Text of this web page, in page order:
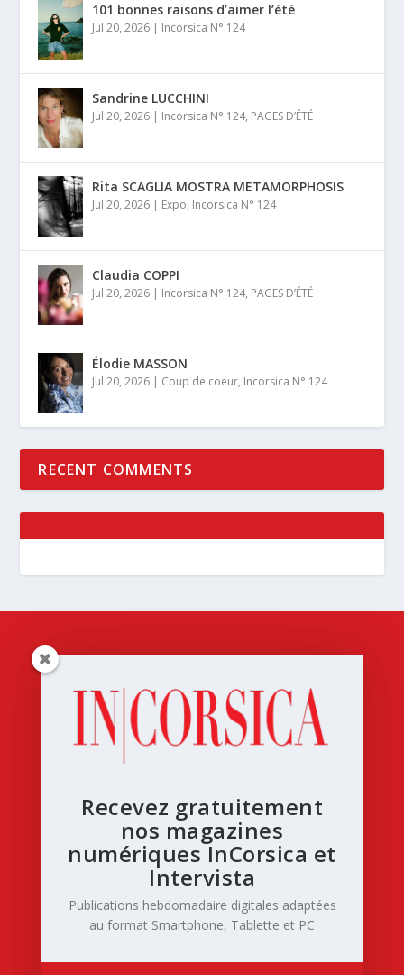
101 bonnes raisons d’aimer l’été
Jul 20, 2026 | Incorsica N° 124
Sandrine LUCCHINI
Jul 20, 2026 | Incorsica N° 124, PAGES D’ÉTÉ
Rita SCAGLIA MOSTRA METAMORPHOSIS
Jul 20, 2026 | Expo, Incorsica N° 124
Claudia COPPI
Jul 20, 2026 | Incorsica N° 124, PAGES D’ÉTÉ
Élodie MASSON
Jul 20, 2026 | Coup de coeur, Incorsica N° 124
RECENT COMMENTS
Recevez gratuitement
nos magazines
numériques InCorsica et
Intervista
Publications hebdomadaire digitales adaptées
au format Smartphone, Tablette et PC